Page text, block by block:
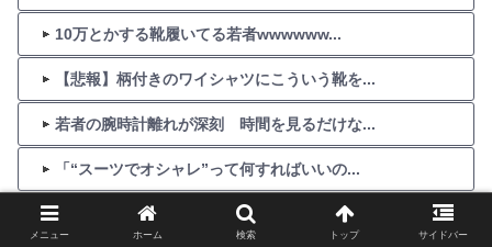
10万とかする靴履いてる若者wwwwww...
【悲報】柄付きのワイシャツにこういう靴を...
若者の腕時計離れが深刻 時間を見るだけな...
「“スーツでオシャレ”って何すればいいの...
そこそこいい値段するジーパン買おうか迷っ...
メニュー ホーム 検索 トップ サイドバー